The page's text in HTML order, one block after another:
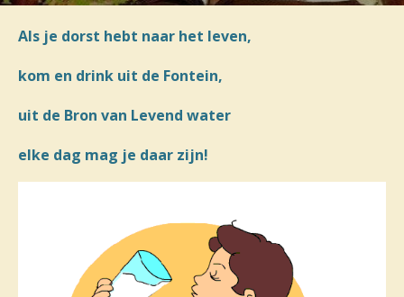
Als je dorst hebt naar het leven,
kom en drink uit de Fontein,
uit de Bron van Levend water
elke dag mag je daar zijn!